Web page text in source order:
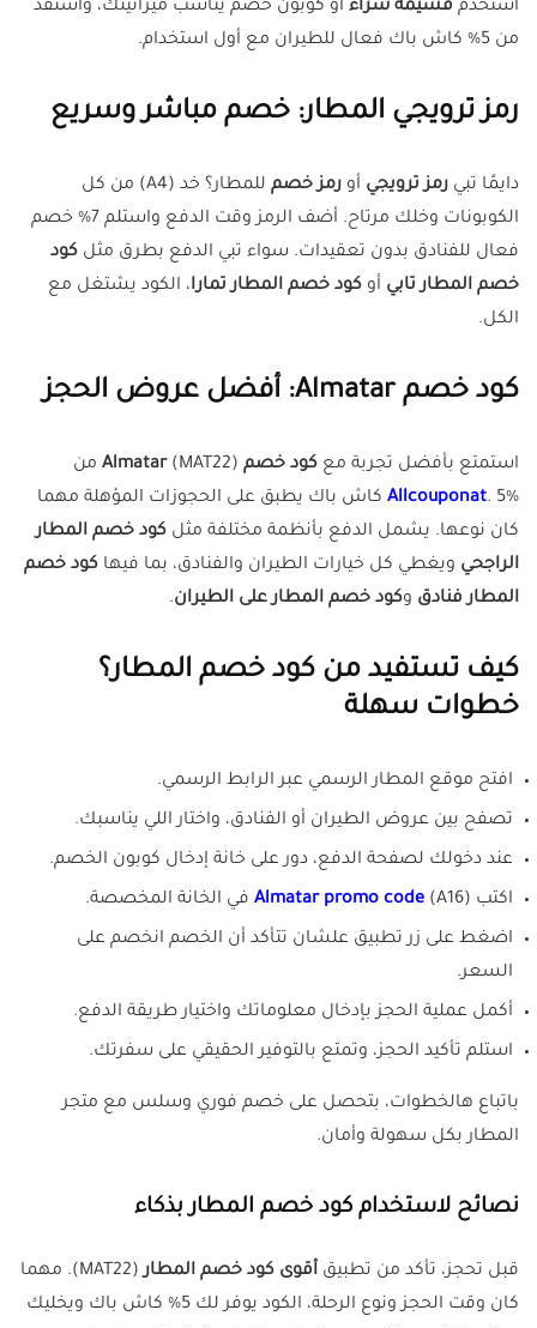
استخدم قسيمة شراء أو كوبون خصم يناسب ميزانيتك، واستفد
من 5% كاش باك فعال للطيران مع أول استخدام.
رمز ترويجي المطار: خصم مباشر وسريع
دايمًا تبي رمز ترويجي أو رمز خصم
للمطار؟ خد (A4) من كل
الكوبونات وخلك مرتاح. أضف الرمز وقت الدفع واستلم 7% خصم
فعال للفنادق بدون تعقيدات. سواء تبي الدفع بطرق مثل كود
خصم المطار تابي أو كود خصم المطار تمارا، الكود يشتغل مع
الكل.
كود خصم Almatar: أفضل عروض الحجز
استمتع بأفضل تجربة مع كود خصم Almatar (MAT22) من
Allcouponat . 5% كاش باك يطبق على الحجوزات المؤهلة مهما
كان نوعها. يشمل الدفع بأنظمة مختلفة مثل كود خصم المطار
الراجحي ويغطي كل خيارات الطيران والفنادق، بما فيها كود خصم
المطار فنادق وكود خصم المطار على الطيران.
كيف تستفيد من كود خصم المطار؟
خطوات سهلة
افتح موقع المطار الرسمي عبر الرابط الرسمي.
تصفح بين عروض الطيران أو الفنادق، واختار اللي يناسبك.
عند دخولك لصفحة الدفع، دور على خانة إدخال كوبون الخصم.
اكتب Almatar promo code (A16) في الخانة المخصصة.
اضغط على زر تطبيق علشان تتأكد أن الخصم انخصم على
السعر.
أكمل عملية الحجز بإدخال معلوماتك واختيار طريقة الدفع.
استلم تأكيد الحجز، وتمتع بالتوفير الحقيقي على سفرتك.
باتباع هالخطوات، بتحصل على خصم فوري وسلس مع متجر
المطار بكل سهولة وأمان.
نصائح لاستخدام كود خصم المطار بذكاء
قبل تحجز، تأكد من تطبيق أقوى كود خصم المطار
(MAT22). مهما
كان وقت الحجز ونوع الرحلة، الكود يوفر لك 5% كاش باك ويخليك